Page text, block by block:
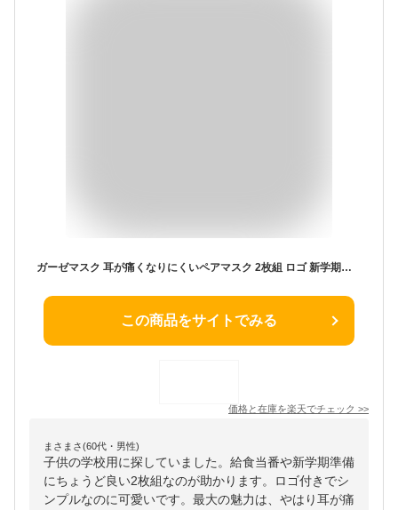
ガーゼマスク 耳が痛くなりにくいペアマスク 2枚組 ロゴ 新学期準備雑貨 給食当番 メール便可 マシュマロポップ
この商品をサイトでみる
価格と在庫を楽天でチェック >>
まさまさ(60代・男性)
子供の学校用に探していました。給食当番や新学期準備
にちょうど良い2枚組なのが助かります。ロゴ付きでシ
ンプルなのに可愛いです。最大の魅力は、やはり耳が痛